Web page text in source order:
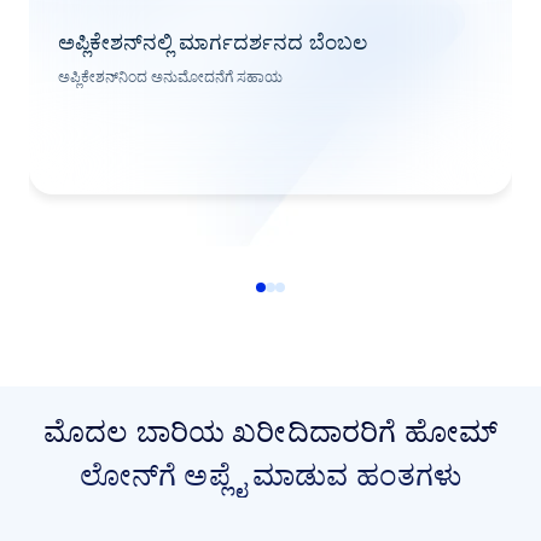
ಅಪ್ಲಿಕೇಶನ್‌ನಲ್ಲಿ ಮಾರ್ಗದರ್ಶನದ ಬೆಂಬಲ
ಅಪ್ಲಿಕೇಶನ್‌ನಿಂದ ಅನುಮೋದನೆಗೆ ಸಹಾಯ
ಮೊದಲ ಬಾರಿಯ ಖರೀದಿದಾರರಿಗೆ ಹೋಮ್
ಲೋನ್‌ಗೆ ಅಪ್ಲೈ ಮಾಡುವ ಹಂತಗಳು